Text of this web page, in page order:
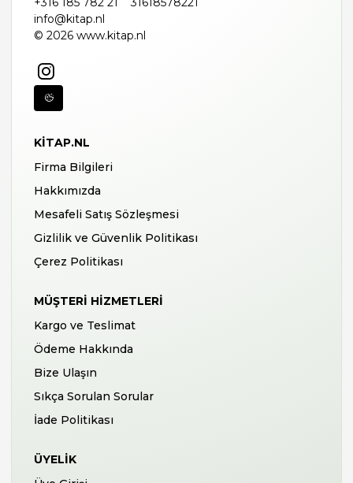
info@kitap.nl
© 2026 www.kitap.nl
KITAP.NL
Firma Bilgileri
Hakkımızda
Mesafeli Satış Sözleşmesi
Gizlilik ve Güvenlik Politikası
Çerez Politikası
MÜŞTERI HIZMETLERI
Kargo ve Teslimat
Ödeme Hakkında
Bize Ulaşın
Sıkça Sorulan Sorular
İade Politikası
ÜYELIK